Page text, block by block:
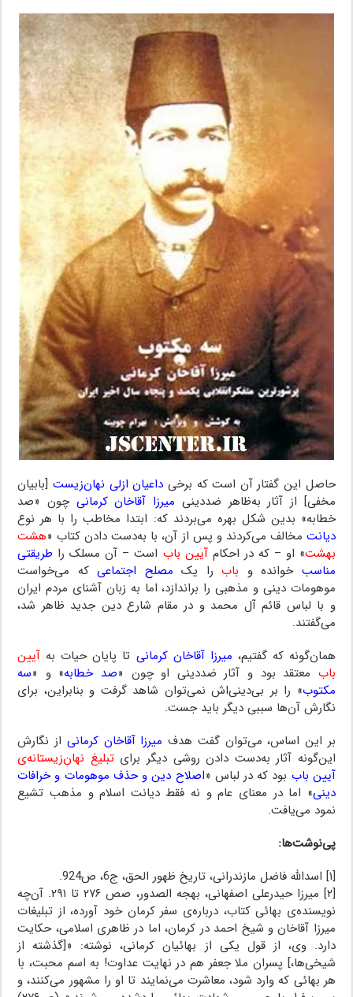
حاصل این گفتار آن است که برخی داعیان ازلی نهان‌زیست [بابیان
مخفی] از آثار به‌ظاهر ضددینی میرزا آقاخان کرمانی چون «صد
خطابه» بدین شکل بهره می‌بردند که: ابتدا مخاطب را با هر نوع
دیانت مخالف می‌کردند و پس از آن، با به‌دست دادن کتاب «هشت
بهشت» او – که در احکامآیین باب است – آن مسلک را طریقتی
مناسب خوانده و بابرا یک مصلح اجتماعیکه می‌خواست
موهومات دینی و مذهبی را براندازد، اما به زبان آشنای مردم ایران
و با لباس قائم آل محمد و در مقام شارع دین جدید ظاهر شد،
می‌گفتند.
همان‌گونه که گفتیم، میرزا آقاخان کرمانی تا پایان حیات به آیین
باب معتقد بود و آثار ضددینی او چون «صد خطابه» و «سه
مکتوب» را بر بی‌دینی‌اش نمی‌توان شاهد گرفت و بنابراین، برای
نگارش آن‌ها سببی دیگر باید جست.
بر این اساس، می‌توان گفت هدف میرزا آقاخان کرمانی از نگارش
این‌گونه آثار به‌دست دادن روشی دیگر برایتبلیغ نهان‌زیستانه‌ی
آیین باب بود که در لباس «اصلاح دین و حذف موهومات و خرافات
دینی» اما در معنای عام و نه فقط دیانت اسلام و مذهب تشیع
نمود می‌یافت.
پی‌نوشت‌ها:
[۱] اسدالله فاضل مازندرانی، تاریخ ظهور الحق، ج6، ص924.
[۲] میرزا حیدرعلی اصفهانی، بهجه الصدور، صص ۲۷۶ تا ۲۹۱. آن‌چه
نویسنده‌ی بهائی کتاب، درباره‌ی سفر کرمان خود آورده، از تبلیغات
میرزا آقاخان و شیخ احمد در کرمان، اما در ظاهری اسلامی، حکایت
دارد. وی، از قول یکی از بهائیان کرمانی، نوشته: «[گذشته از
شیخی‌ها،] پسران ملا جعفر هم در نهایت عداوت! به اسم محبت، با
هر بهائی که وارد شود، معاشرت می‌نمایند تا او را مشهور می‌کنند، و